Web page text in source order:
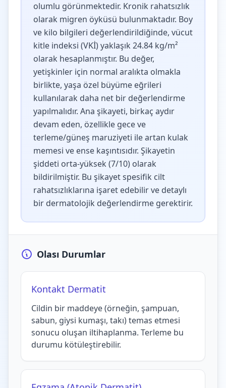
olumlu görünmektedir. Kronik rahatsızlık
olarak migren öyküsü bulunmaktadır. Boy
ve kilo bilgileri değerlendirildiğinde, vücut
kitle indeksi (VKİ) yaklaşık 24.84 kg/m²
olarak hesaplanmıştır. Bu değer,
yetişkinler için normal aralıkta olmakla
birlikte, yaşa özel büyüme eğrileri
kullanılarak daha net bir değerlendirme
yapılmalıdır. Ana şikayeti, birkaç aydır
devam eden, özellikle gece ve
terleme/güneş maruziyeti ile artan kulak
memesi ve ense kaşıntısıdır. Şikayetin
şiddeti orta-yüksek (7/10) olarak
bildirilmiştir. Bu şikayet spesifik cilt
rahatsızlıklarına işaret edebilir ve detaylı
bir dermatolojik değerlendirme gerektirir.
Olası Durumlar
Kontakt Dermatit
Cildin bir maddeye (örneğin, şampuan,
sabun, giysi kumaşı, takı) temas etmesi
sonucu oluşan iltihaplanma. Terleme bu
durumu kötüleştirebilir.